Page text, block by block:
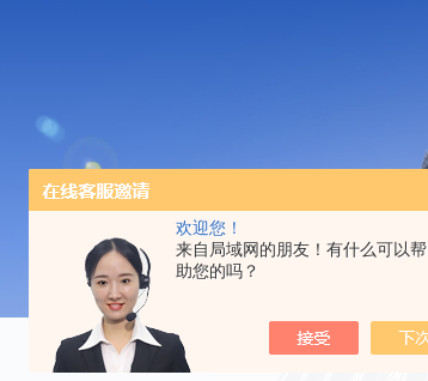
欢迎您！
来自局域网的朋友！有什么可以帮
助您的吗？
当前位置：首页